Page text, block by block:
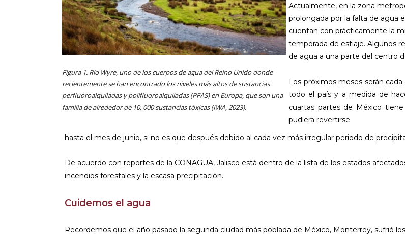
Figura 1. Río Wyre, uno de los cuerpos de agua del Reino Unido donde
recientemente se han encontrado los niveles más altos de sustancias
perfluoroalquiladas y polifluoroalquiladas (PFAS) en Europa, que son una
familia de alrededor de 10, 000 sustancias tóxicas (IWA, 2023).
Actualmente, en la zona
prolongada por la falta de agua
cuentan con prácticamente la
temporada de estiaje. Algunos
de agua a una parte del centro
Los próximos meses serán
todo el país y a medida de
cuartas partes de México
pudiera revertirse
hasta el mes de junio, si no es que después debido al cada vez más irregular periodo de
De acuerdo con reportes de la CONAGUA, Jalisco está dentro de la lista de los estados
incendios forestales y la escasa precipitación.
Cuidemos el agua
Recordemos que el año pasado la segunda ciudad más poblada de México, Monterrey, sufrió